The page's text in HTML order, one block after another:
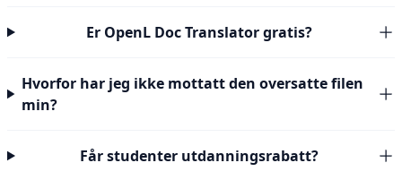
Er OpenL Doc Translator gratis?
Hvorfor har jeg ikke mottatt den oversatte filen
min?
Får studenter utdanningsrabatt?